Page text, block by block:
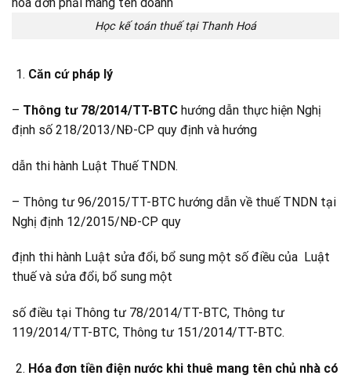
Học kế toán thuế tại Thanh Hoá
Căn cứ pháp lý
– Thông tư 78/2014/TT-BTC hướng dẫn thực hiện Nghị
định số 218/2013/NĐ-CP quy định và hướng
dẫn thi hành Luật Thuế TNDN.
– Thông tư 96/2015/TT-BTC hướng dẫn về thuế TNDN tại
Nghị định 12/2015/NĐ-CP quy
định thi hành Luật sửa đổi, bổ sung một số điều của Luật
thuế và sửa đổi, bổ sung một
số điều tại Thông tư 78/2014/TT-BTC, Thông tư
119/2014/TT-BTC, Thông tư 151/2014/TT-BTC.
Hóa đơn tiền điện nước khi thuê mang tên chủ nhà có